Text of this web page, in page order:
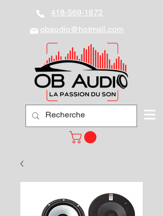
418-569-1872
obaudio@hotmail.com